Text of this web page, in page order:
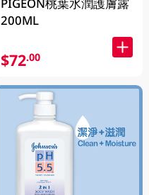
PIGEON桃葉水潤護膚露
200ML
$72.00